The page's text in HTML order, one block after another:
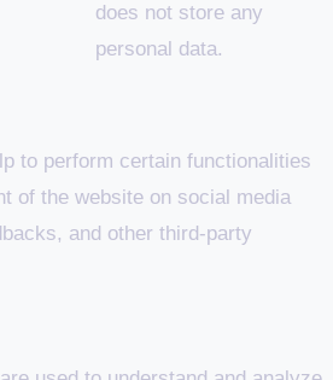
does not store any
personal data.
to perform certain functionalities
of the website on social media
and other third-party